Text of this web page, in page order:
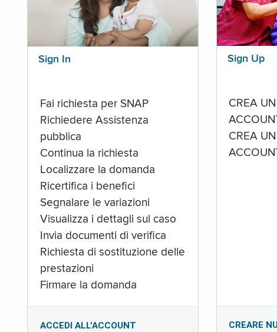
Sign In
Fai richiesta per SNAP
Richiedere Assistenza
pubblica
Continua la richiesta
Localizzare la domanda
Ricertifica i benefici
Segnalare le variazioni
Visualizza i dettagli sul caso
Invia documenti di verifica
Richiesta di sostituzione delle
prestazioni
Firmare la domanda
ACCEDI ALL’ACCOUNT
Sign Up
CREA
CREA
CREARE